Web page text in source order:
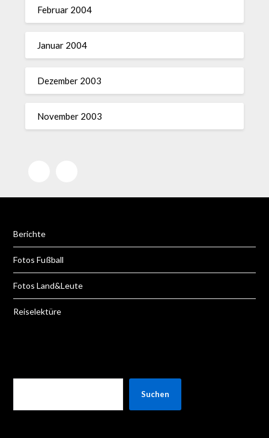
Februar 2004
Januar 2004
Dezember 2003
November 2003
Berichte
Fotos Fußball
Fotos Land&Leute
Reiselektüre
Suchen